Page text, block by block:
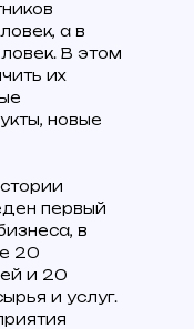
а в
В этом
их
новые
первый
, в
20
и 20
и услуг.